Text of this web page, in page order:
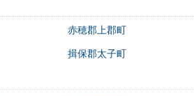
赤穂郡上郡町
揖保郡太子町